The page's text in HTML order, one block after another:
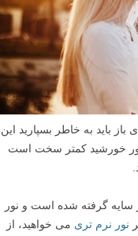
باید به خاطر بسپارید این
خورشید کمتر سخت است
سایه گرفته شده است و نور
نور نرم تری می خواهید، از